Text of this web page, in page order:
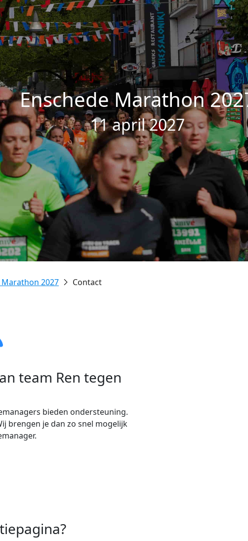
Enschede Marathon
11 april 2027
Marathon 2027 Contact
team Ren tegen
bieden ondersteuning.
brengen je dan zo snel mogelijk